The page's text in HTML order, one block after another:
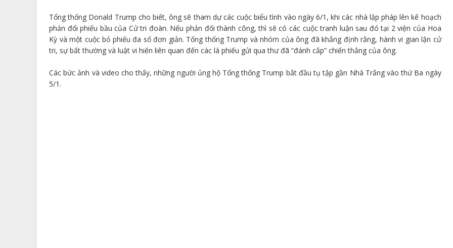
Tổng thống Donald Trump cho biết, ông sẽ tham dự các cuộc biểu tình vào ngày 6/1, khi các nhà lập pháp lên kế hoạch
phản đối phiếu bầu của Cử tri đoàn. Nếu phản đối thành công, thì sẽ có các cuộc tranh luận sau đó tại 2 viện của Hoa
Kỳ và một cuộc bỏ phiếu đa số đơn giản. Tổng thống Trump và nhóm của ông đã khẳng định rằng, hành vi gian lận cử
tri, sự bất thường và luật vi hiến liên quan đến các lá phiếu gửi qua thư đã “đánh cắp” chiến thắng của ông.
Các bức ảnh và video cho thấy, những người ủng hộ Tổng thống Trump bắt đầu tụ tập gần Nhà Trắng vào thứ Ba ngày
5/1.